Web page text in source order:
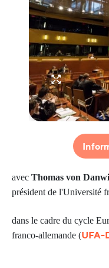
avec Thomas von
président de l'Université
dans le cadre du cycle
franco-allemande (UFA-